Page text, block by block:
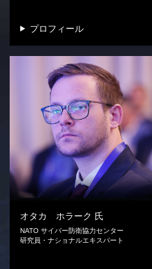
プロフィール
オタカ ホラーク 氏
NATO サイバー防衛協力センター
研究員・ナショナルエキスパート